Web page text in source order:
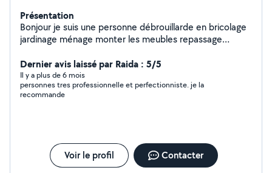
Présentation
Bonjour je suis une personne débrouillarde en bricolage
jardinage ménage monter les meubles repassage
n'hésitez surtout pas à me demander quoi que ce soit je
vous dirai si je peux ou pas bonne journée à vous
Dernier avis laissé par Raida : 5/5
Il y a plus de 6 mois
personnes tres professionnelle et perfectionniste. je la
recommande
Voir le profil Contacter